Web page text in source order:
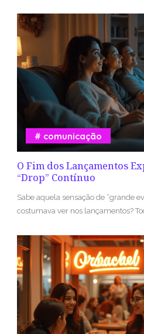
O Fim dos Lançamentos
“Drop” Contínuo
comunicação
Sabe aquela sensação de “grande
costumava ver nos lançamentos?